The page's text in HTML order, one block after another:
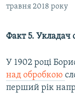
травня 2018 року
Факт 5. Укладач
У 1902 році
над обробкою
перший рік